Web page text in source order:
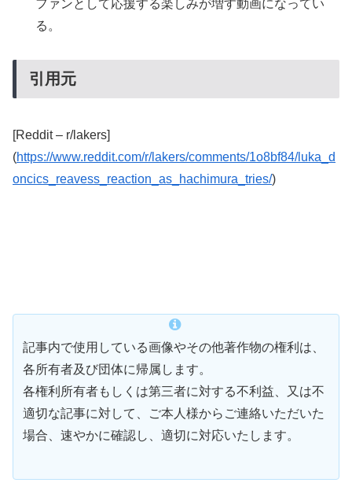
ファンとして応援する楽しみが増す動画になってい
る。
引用元
[Reddit – r/lakers]
(https://www.reddit.com/r/lakers/comments/1o8bf84/luka_d
oncics_reavess_reaction_as_hachimura_tries/)
記事内で使用している画像やその他著作物の権利は、
各所有者及び団体に帰属します。
各権利所有者もしくは第三者に対する不利益、又は不
適切な記事に対して、ご本人様からご連絡いただいた
場合、速やかに確認し、適切に対応いたします。